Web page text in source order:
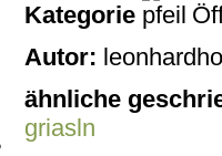
Kategorie
Autor:
ähnliche
griasln